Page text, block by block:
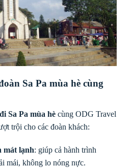
Sa Pa mùa hè cùng
Sa Pa mùa hè cùng ODG Travel
trội cho các đoàn khách:
mát lạnh: giúp cả hành trình
mái, không lo nóng nực.